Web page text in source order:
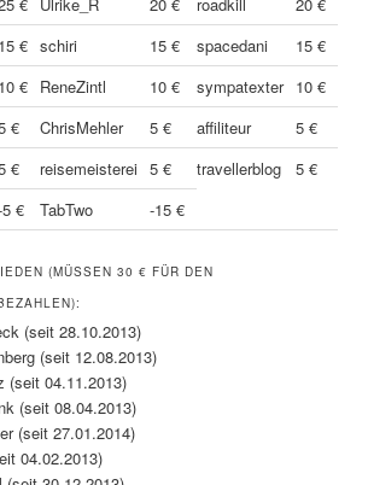
€ Ulrike_R 20 € roadkill
20 €
15 € schiri 15 € spacedani
15 €
10 € ReneZintl 10 € sympatexter 10 €
€ ChrisMehler 5 € affiliteur
5 €
€ reisemeisterei 5 € travellerblog
5 €
€ TabTwo -15 €
(MÜSSEN 30 € FÜR DEN
(seit 28.10.2013)
(seit 12.08.2013)
(seit 04.11.2013)
(seit 08.04.2013)
(seit 27.01.2014)
04.02.2013)